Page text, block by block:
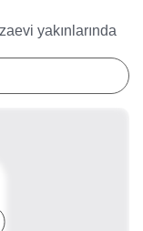
yakınlarında